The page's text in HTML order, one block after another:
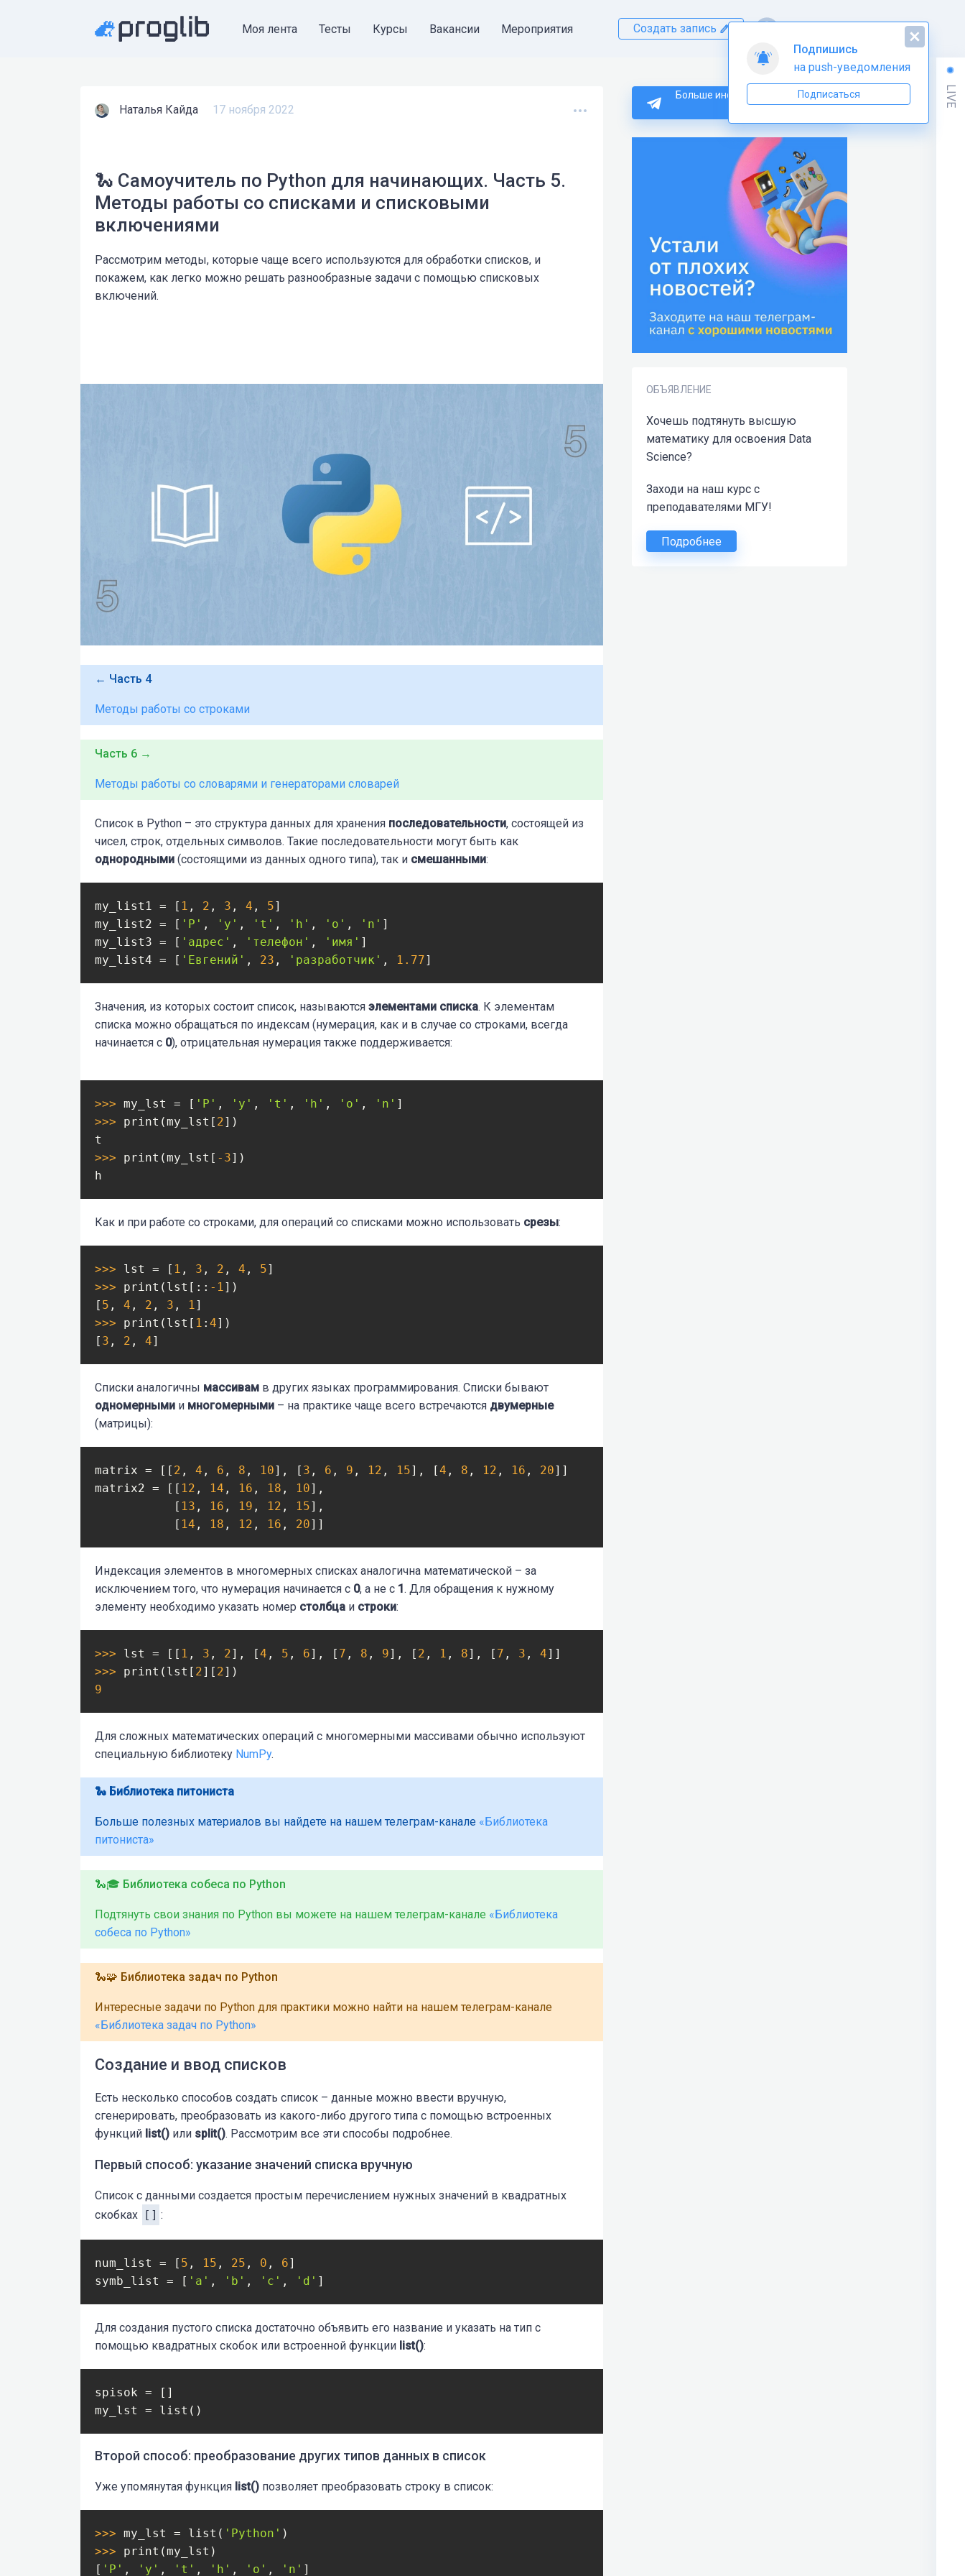
Моя лента Тесты Курсы Вакансии Мероприятия Создать запись
Больше информации по Python
ОБЪЯВЛЕНИЕ
Хочешь подтянуть высшую
математику для освоения Data
Science?
Заходи на наш курс с
преподавателями МГУ!
Подробнее
Наталья Кайда 17 ноября 2022
🐍 Самоучитель по Python для начинающих. Часть 5.
Методы работы со списками и списковыми
включениями
Рассмотрим методы, которые чаще всего используются для обработки списков, и
покажем, как легко можно решать разнообразные задачи с помощью списковых
включений.
← Часть 4
Методы работы со строками
Часть 6 →
Методы работы со словарями и генераторами словарей
Список в Python – это структура данных для хранения последовательности, состоящей из
чисел, строк, отдельных символов. Такие последовательности могут быть как
однородными (состоящими из данных одного типа), так и смешанными:
my_list1 = [ 1 , 2 , 3 , 4 , 5]
my_list2 = [ 'P' , 'y' , 't' , 'h' , 'o' , 'n' ]
my_list3 = [ 'адрес' , 'телефон' , 'имя' ]
my_list4 = [ 'Евгений' , 23 , 'разработчик' , 1.77
Значения, из которых состоит список, называются элементами списка. К элементам
списка можно обращаться по индексам (нумерация, как и в случае со строками, всегда
начинается с 0), отрицательная нумерация также поддерживается:
>>> my_lst = [ 'P' , 'y' , 't' , 'h' , 'o' , 'n'
>>> print(my_lst[ 2])
>>> print(my_lst[ -3])
Как и при работе со строками, для операций со списками можно использовать срезы:
>>> lst = [ 1 , 3 , 2 , 4 , 5
>>> print(lst[:: -1])
[ 5 , 4 , 2 , 3 , 1
>>> print(lst[ 1 : 4])
[ 3 , 2 , 4
Списки аналогичны массивам в других языках программирования. Списки бывают
одномерными и многомерными – на практике чаще всего встречаются двумерные
(матрицы):
matrix = [[ 2 , 4 , 6 , 8 , 10], [ 3 , 6 , 9 , 12 , 15], [4 , 8 , 12 , 16 , 20]]
matrix2 = [[ 12 , 14 , 16 , 18 , 10],
           [
13 , 16 , 19 , 12 , 15],
           [
14 , 18 , 12 , 16 , 20]]
Индексация элементов в многомерных списках аналогична математической – за
исключением того, что нумерация начинается с 0, а не с 1. Для обращения к нужному
элементу необходимо указать номер столбца и строки:
>>> lst = [[ 1 , 3 , 2], [4 , 5 , 6], [ 7 , 8 , 9], [ 2 , 1 , 8], [ 7 , 3 , 4
>>> print(lst[ 2][ 2
9
Для сложных математических операций с многомерными массивами обычно используют
специальную библиотеку NumPy.
🐍 Библиотека питониста
Больше полезных материалов вы найдете на нашем телеграм-канале «Библиотека
питониста»
🐍🎓 Библиотека собеса по Python
Подтянуть свои знания по Python вы можете на нашем телеграм-канале «Библиотека
собеса по Python»
🐍🧩 Библиотека задач по Python
Интересные задачи по Python для практики можно найти на нашем телеграм-канале
«Библиотека задач по Python»
Создание и ввод списков
Есть несколько способов создать список – данные можно ввести вручную,
сгенерировать, преобразовать из какого-либо другого типа с помощью встроенных
функций list() или split(). Рассмотрим все эти способы подробнее.
Первый способ: указание значений списка вручную
Список с данными создается простым перечислением нужных значений в квадратных
скобках [] :
num_list = [ 5 , 15 , 25 , 0 , 6]
symb_list = [ 'a' , 'b' , 'c' , 'd'
Для создания пустого списка достаточно объявить его название и указать на тип с
помощью квадратных скобок или встроенной функции list():
spisok = []
Второй способ: преобразование других типов данных в список
Уже упомянутая функция list() позволяет преобразовать строку в список:
>>> my_lst = list( 'Python'
>>> print(my_lst)
[ 'P' , 'y' , 't' , 'h' , 'o' , 'n'
LIVE
Подпишись
на push-уведомления
Подписаться